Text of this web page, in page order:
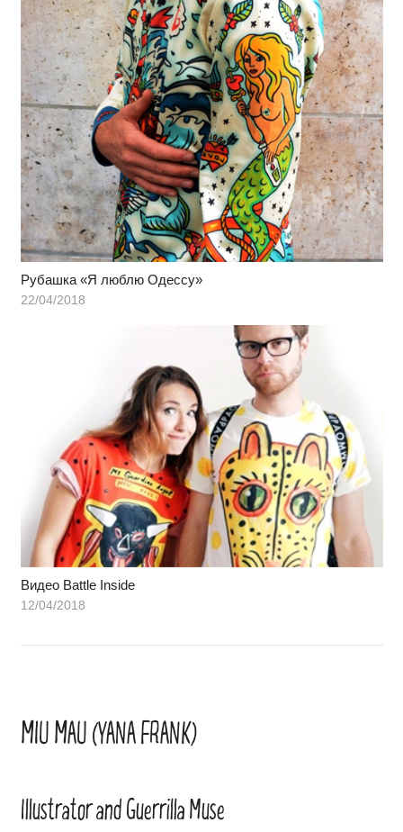
Рубашка «Я люблю Одессу»
22/04/2018
Видео Battle Inside
12/04/2018
MIU MAU (YANA FRANK)
Illustrator and Guerrilla Muse